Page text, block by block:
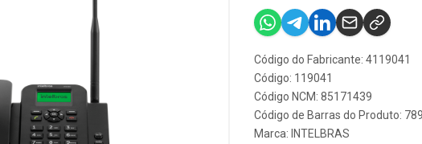
Código do Fabricante: 4119041
Código: 119041
Código NCM: 85171439
Código de Barras do Produto:
Marca: INTELBRAS